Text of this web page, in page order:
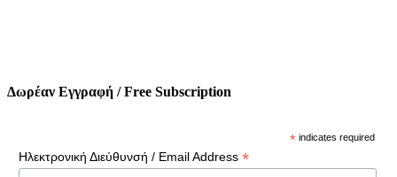
Δωρέαν Εγγραφή / Free Subscription
* indicates required
Ηλεκτρονική Διεύθυνσή / Email Address *